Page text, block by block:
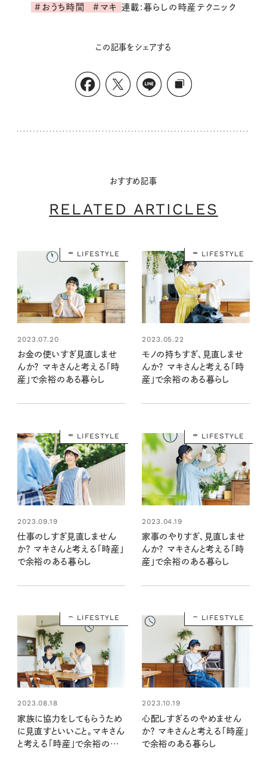
#おうち時間 #マキ 連載:暮らしの時産テクニック
この記事をシェアする
おすすめ記事
RELATED ARTICLES
LIFESTYLE
2023.07.20
お金の使いすぎ見直しませ
んか？ マキさんと考える「時
産」で余裕のある暮らし
LIFESTYLE
2023.05.22
モノの持ちすぎ、見直しませ
んか？ マキさんと考える「時
産」で余裕のある暮らし
LIFESTYLE
2023.09.19
仕事のしすぎ見直しません
か？ マキさんと考える「時産」
で余裕のある暮らし
LIFESTYLE
2023.04.19
家事のやりすぎ、見直しませ
んか？ マキさんと考える「時
産」で余裕のある暮らし
LIFESTYLE
2023.08.18
家族に協力をしてもらうため
に見直すといいこと。マキさん
と考える「時産」で余裕のあ
LIFESTYLE
2023.10.19
心配しすぎるのやめません
か？ マキさんと考える「時産」
で余裕のある暮らし